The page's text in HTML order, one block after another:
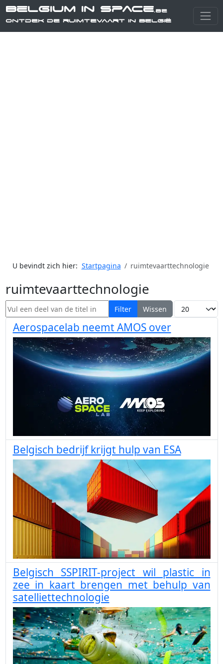
Belgium in Space.be
Ontdek de ruimtevaart in België
U bevindt zich hier: Startpagina ruimtevaarttechnologie
ruimtevaarttechnologie
Vul een deel van de titel in Filter Wissen Toon #
Aerospacelab neemt AMOS over
Belgisch bedrijf krijgt hulp van ESA
Belgisch SSPIRIT-project wil plastic in
zee in kaart brengen met behulp van
satelliettechnologie